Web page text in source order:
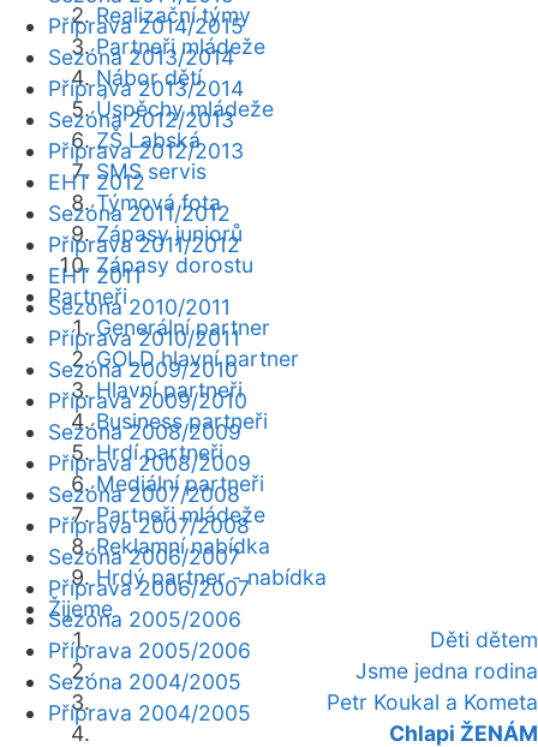
Realizační týmy
Partneři mládeže
Nábor dětí
Úspěchy mládeže
ZŠ Labská
SMS servis
Týmová fota
Zápasy juniorů
Zápasy dorostu
Partneři
Generální partner
GOLD hlavní partner
Hlavní partneři
Business partneři
Hrdí partneři
Mediální partneři
Partneři mládeže
Reklamní nabídka
Hrdý partner - nabídka
Žijeme
Děti dětem
Jsme jedna rodina
Petr Koukal a Kometa
Chlapi ŽENÁM
Příprava 2014/2015
Sezóna 2013/2014
Příprava 2013/2014
Sezóna 2012/2013
Příprava 2012/2013
EHT 2012
Sezóna 2011/2012
Příprava 2011/2012
EHT 2011
Sezóna 2010/2011
Příprava 2010/2011
Sezóna 2009/2010
Příprava 2009/2010
Sezóna 2008/2009
Příprava 2008/2009
Sezóna 2007/2008
Příprava 2007/2008
Sezóna 2006/2007
Příprava 2006/2007
Sezóna 2005/2006
Příprava 2005/2006
Sezóna 2004/2005
Příprava 2004/2005